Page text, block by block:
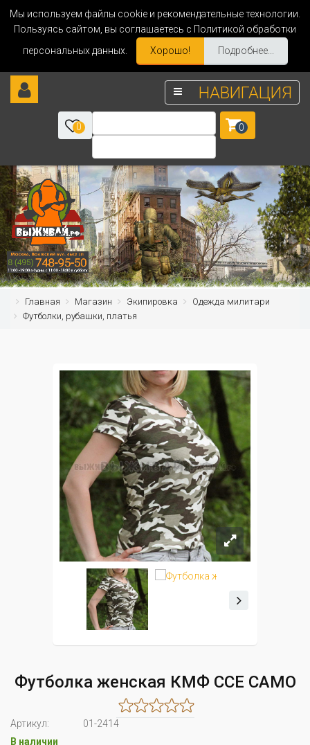
Мы используем файлы cookie и рекомендательные технологии.
Пользуясь сайтом, вы соглашаетесь с Политикой обработки
персональных данных.
Хорошо! Подробнее...
НАВИГАЦИЯ
0 0
Главная Магазин Экипировка
Одежда милитари
Футболки, рубашки, платья
Футболка женская КМФ CCE CAMO
Артикул:
01-2414
В наличии